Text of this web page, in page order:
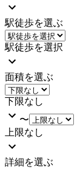
駅徒歩を選ぶ
駅徒歩を選択
面積を選ぶ
下限なし
〜
上限なし
詳細を選ぶ